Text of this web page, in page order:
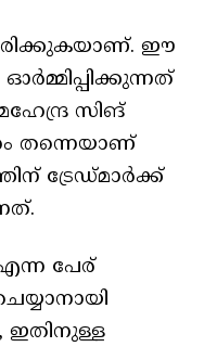
ഈ
സിങ്
തന്നെയാണ്
ട്രേഡ്മാര്‍ക്ക്
പേര്
ഇതിനുള്ള